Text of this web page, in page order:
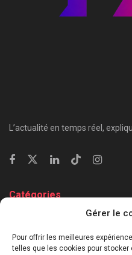
Gérer le
Pour offrir les meilleures
telles que les cookies pour
L’actualité en temps réel,
Catégories
Économie & Business
⁠Culture & Divertissement